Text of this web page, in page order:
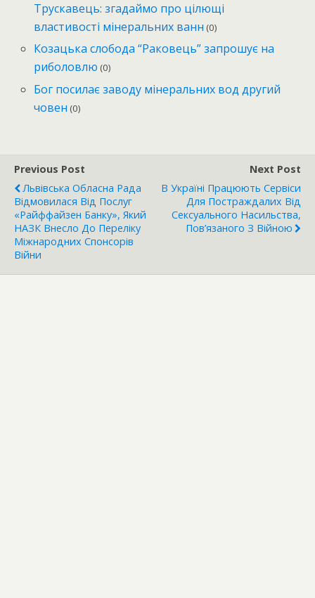
Трускавець: згадаймо про цілющі
властивості мінеральних ванн (0)
Козацька слобода “Раковець” запрошує на
риболовлю (0)
Бог посилає заводу мінеральних вод другий
човен (0)
Previous Post
Львівська Обласна Рада
Відмовилася Від Послуг
«Райффайзен Банку», Який
НАЗК Внесло До Переліку
Міжнародних Спонсорів
Війни
Next Post
В Україні Працюють Сервіси
Для Постраждалих Від
Сексуального Насильства,
Пов’язаного З Війною